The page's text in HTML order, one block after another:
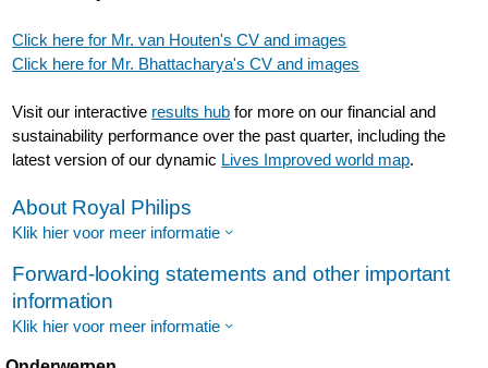
Click here for Mr. van Houten's CV and images
Click here for Mr. Bhattacharya's CV and images
Visit our interactive results hub for more on our financial and
sustainability performance over the past quarter, including the
latest version of our dynamic Lives Improved world map.
About Royal Philips
Klik hier voor meer informatie
Forward-looking statements and other important
information
Klik hier voor meer informatie